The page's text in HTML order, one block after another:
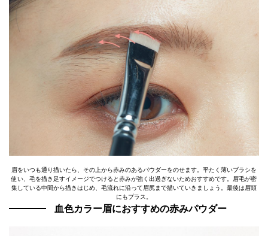
眉をいつも通り描いたら、その上から赤みのあるパウダーをのせます。平たく薄いブラシを
使い、毛を描き足すイメージでつけると赤みが強く出過ぎないためおすすめです。眉毛が密
集している中間から描きはじめ、毛流れに沿って眉尻まで描いていきましょう。最後は眉頭
にもプラス。
血色カラー眉におすすめの赤みパウダー